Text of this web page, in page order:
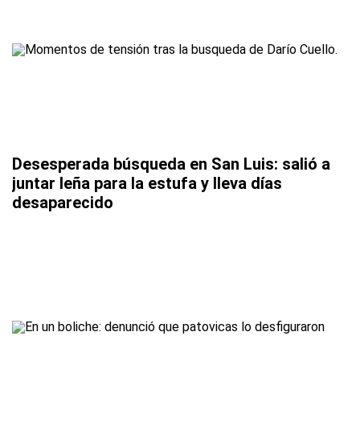
Desesperada búsqueda en San Luis: salió a
juntar leña para la estufa y lleva días
desaparecido